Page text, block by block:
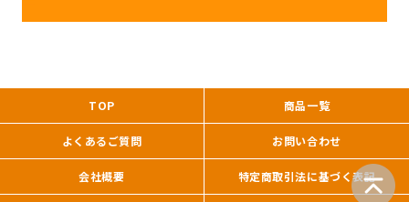
TOP 商品一覧
よくあるご質問 お問い合わせ
会社概要 特定商取引法に基づく表記